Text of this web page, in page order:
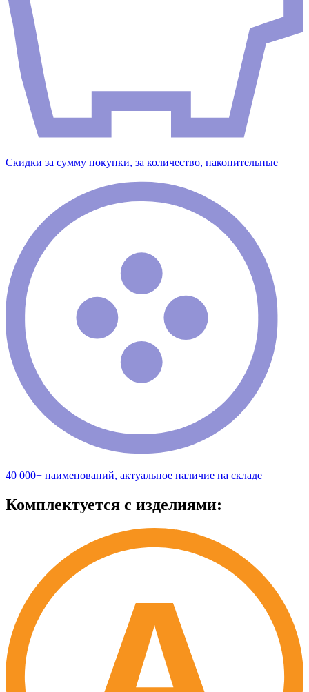
Скидки за сумму покупки, за количество, накопительные
40 000+ наименований, актуальное наличие на складе
Комплектуется с изделиями: